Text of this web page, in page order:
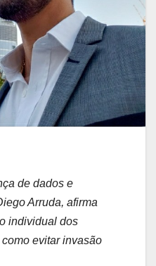
de dados e
Arruda, afirma
individual dos
evitar invasão